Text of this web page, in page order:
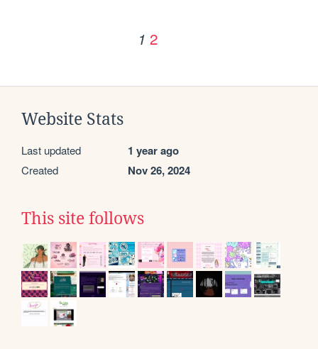
1 2
Website Stats
Last updated 1 year ago
Created Nov 26, 2024
This site follows